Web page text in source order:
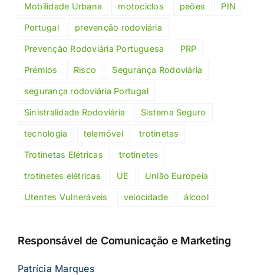
Mobilidade Urbana motociclos peões PIN
Portugal prevenção rodoviária
Prevenção Rodoviária Portuguesa PRP
Prémios Risco Segurança Rodoviária
segurança rodoviária Portugal
Sinistralidade Rodoviária Sistema Seguro
tecnologia telemóvel trotinetas
Trotinetas Elétricas trotinetes
trotinetes elétricas UE União Europeia
Utentes Vulneráveis velocidade álcool
Responsável de Comunicação e Marketing
Patrícia Marques